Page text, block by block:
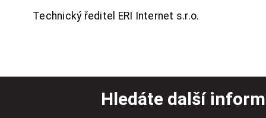
Technický ředitel ERI Internet s.r.o.
Hledáte další